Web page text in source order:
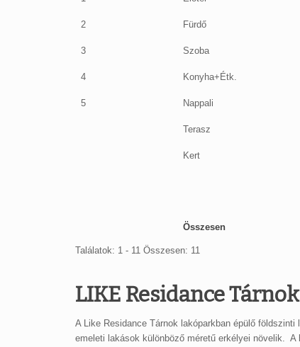
2 Fürdő
3 Szoba
4 Konyha+Étk.
5 Nappali
Terasz
Kert
Összesen
Találatok: 1 - 11 Összesen: 11
LIKE Residance Tárnok
A Like Residance Tárnok lakóparkban épülő
emeleti lakások különböző méretű erkélyei növelik. A